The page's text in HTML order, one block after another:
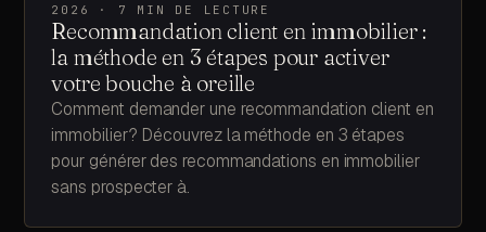
2026
· 7 MIN DE LECTURE
Recommandation client en immobilier :
la méthode en 3 étapes pour activer
votre bouche à oreille
Comment demander une recommandation client en
immobilier? Découvrez la méthode en 3 étapes
pour générer des recommandations en immobilier
sans prospecter à.